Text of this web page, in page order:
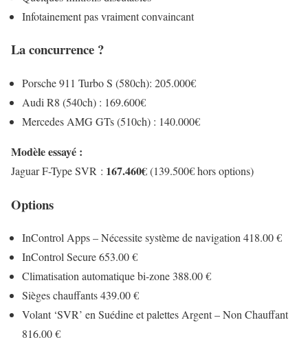
Infotainement pas vraiment convaincant
La concurrence ?
Porsche 911 Turbo S (580ch): 205.000€
Audi R8 (540ch) : 169.600€
Mercedes AMG GTs (510ch) : 140.000€
Modèle essayé :
Jaguar F-Type SVR : 167.460€(139.500€ hors options)
Options
InControl Apps – Nécessite système de navigation 418.00 €
InControl Secure 653.00 €
Climatisation automatique bi-zone 388.00 €
Sièges chauffants 439.00 €
Volant ‘SVR’ en Suédine et palettes Argent – Non Chauffant
816.00 €